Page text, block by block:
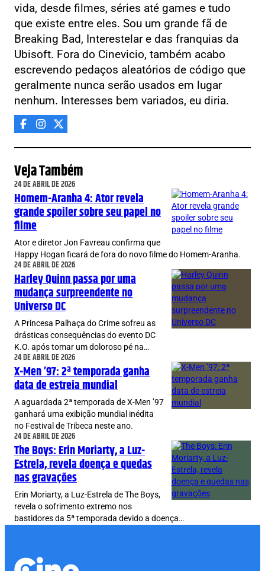
vida, desde filmes, séries até games e tudo
que existe entre eles. Sou um grande fã de
Breaking Bad, Interestelar e das franquias da
Ubisoft. Fora do Cinevicio, também acabo
escrevendo pedaços aleatórios de código que
geralmente nunca serão usados em lugar
nenhum. Interesses bem variados, eu diria.
Veja Também
24 DE ABRIL DE 2026
Homem-Aranha 4: Ator revela
grande spoiler sobre seu papel no
filme
Ator e diretor Jon Favreau confirma que
Happy Hogan ficará de fora do novo filme do Homem-Aranha.
24 DE ABRIL DE 2026
Harley Quinn passa por uma
mudança surpreendente no
Universo DC
A Princesa Palhaça do Crime sofreu as
drásticas consequências do evento DC
K.O. após tomar um doloroso pé na…
24 DE ABRIL DE 2026
X-Men ’97: 2ª temporada ganha
data de estreia mundial
A aguardada 2ª temporada de X-Men ’97
ganhará uma exibição mundial inédita
no Festival de Tribeca neste ano.
24 DE ABRIL DE 2026
The Boys: Erin Moriarty, a Luz-
Estrela, revela doença e quedas
nas gravações
Erin Moriarty, a Luz-Estrela de The Boys,
revela o sofrimento extremo nos
bastidores da 5ª temporada devido a doença…